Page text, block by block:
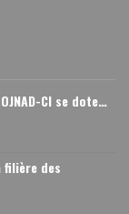
CI se dote…
filière des